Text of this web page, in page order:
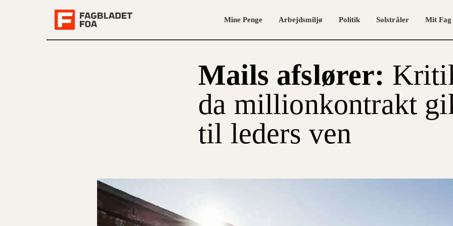
Mine Penge Arbejdsmiljø Politik Solstråler Mit Fag
Mails afslører:
da millionkontrakt
til leders ven